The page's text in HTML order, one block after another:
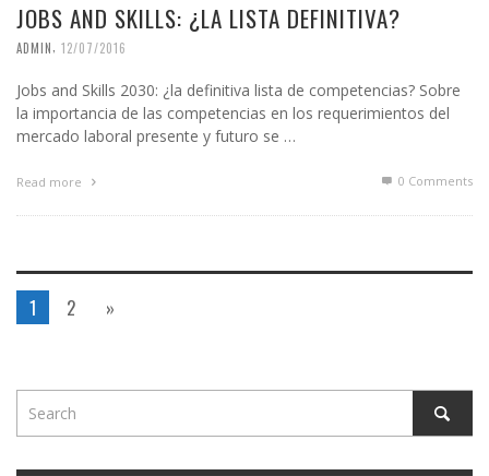
JOBS AND SKILLS: ¿LA LISTA DEFINITIVA?
ADMIN, 12/07/2016
Jobs and Skills 2030: ¿la definitiva lista de competencias? Sobre
la importancia de las competencias en los requerimientos del
mercado laboral presente y futuro se …
Read more 0 Comments
1 2 »